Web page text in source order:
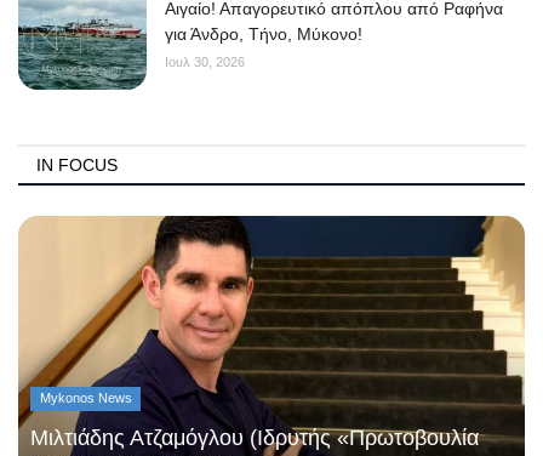
Αιγαίο! Απαγορευτικό απόπλου από Ραφήνα
για Άνδρο, Τήνο, Μύκονο!
Ιουλ 30, 2026
IN FOCUS
Mykonos News
Μιλτιάδης Ατζαμόγλου (Ιδρυτής «Πρωτοβουλία